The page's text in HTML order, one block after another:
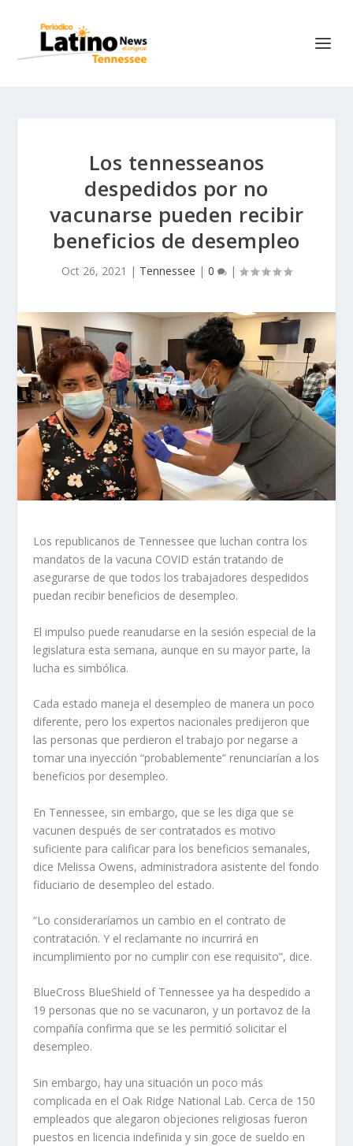
Los tennesseanos
despedidos por no
vacunarse pueden recibir
beneficios de desempleo
Oct 26, 2021 | Tennessee | 0 |
Los republicanos de Tennessee que luchan contra los
mandatos de la vacuna COVID están tratando de
asegurarse de que todos los trabajadores despedidos
puedan recibir beneficios de desempleo.
El impulso puede reanudarse en la sesión especial de la
legislatura esta semana, aunque en su mayor parte, la
lucha es simbólica.
Cada estado maneja el desempleo de manera un poco
diferente, pero los expertos nacionales predijeron que
las personas que perdieron el trabajo por negarse a
tomar una inyección “probablemente” renunciarían a los
beneficios por desempleo.
En Tennessee, sin embargo, que se les diga que se
vacunen después de ser contratados es motivo
suficiente para calificar para los beneficios semanales,
dice Melissa Owens, administradora asistente del fondo
fiduciario de desempleo del estado.
“Lo consideraríamos un cambio en el contrato de
contratación. Y el reclamante no incurrirá en
incumplimiento por no cumplir con ese requisito”, dice.
BlueCross BlueShield of Tennessee ya ha despedido a
19 personas que no se vacunaron, y un portavoz de la
compañía confirma que se les permitió solicitar el
desempleo.
Sin embargo, hay una situación un poco más
complicada en el Oak Ridge National Lab. Cerca de 150
empleados que alegaron objeciones religiosas fueron
puestos en licencia indefinida y sin goce de sueldo en